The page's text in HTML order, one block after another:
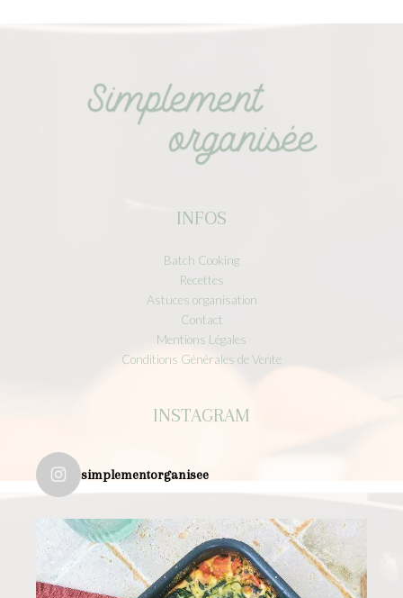
INFOS
Batch Cooking
Recettes
Astuces organisation
Contact
Mentions Légales
Conditions Générales de Vente
INSTAGRAM
simplementorganisee